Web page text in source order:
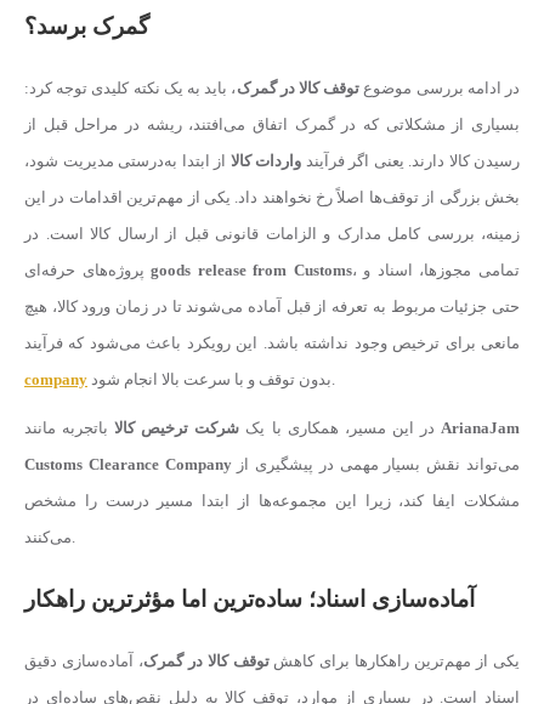
گمرک برسد؟
در ادامه بررسی موضوع توقف کالا در گمرک ، باید به یک نکته کلیدی توجه کرد:
بسیاری از مشکلاتی که در گمرک اتفاق می‌افتند، ریشه در مراحل قبل از
رسیدن کالا دارند. یعنی اگر فرآیند واردات کالا از ابتدا به‌درستی مدیریت شود،
بخش بزرگی از توقف‌ها اصلاً رخ نخواهند داد. یکی از مهم‌ترین اقدامات در این
زمینه، بررسی کامل مدارک و الزامات قانونی قبل از ارسال کالا است. در
پروژه‌های حرفه‌ایgoods release from Customs، تمامی مجوزها، اسناد و
حتی جزئیات مربوط به تعرفه از قبل آماده می‌شوند تا در زمان ورود کالا، هیچ
مانعی برای ترخیص وجود نداشته باشد. این رویکرد باعث می‌شود که فرآیند
company
بدون توقف و با سرعت بالا انجام شود.
در این مسیر، همکاری با یک شرکت ترخیص کالا باتجربه مانندArianaJam
Customs Clearance Companyمی‌تواند نقش بسیار مهمی در پیشگیری از
مشکلات ایفا کند، زیرا این مجموعه‌ها از ابتدا مسیر درست را مشخص
می‌کنند.
آماده‌سازی اسناد؛ ساده‌ترین اما مؤثرترین راهکار
یکی از مهم‌ترین راهکارها برای کاهشتوقف کالا در گمرک، آماده‌سازی دقیق
اسناد است. در بسیاری از موارد، توقف کالا به دلیل نقص‌های ساده‌ای در